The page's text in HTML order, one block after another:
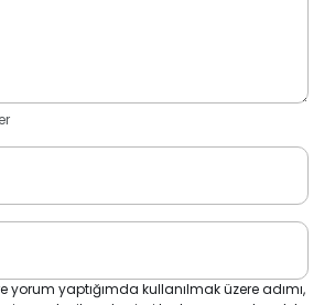
yorum yaptığımda kullanılmak üzere adımı,